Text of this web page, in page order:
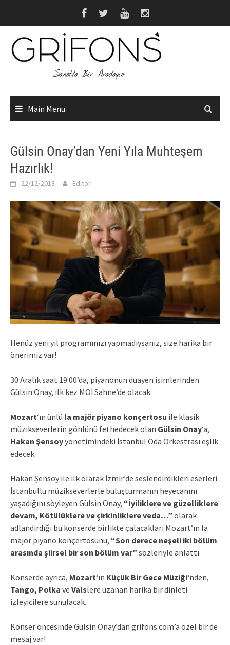
Main Menu
Gülsin Onay’dan Yeni Yıla Muhteşem
Hazırlık!
22/12/2018 Editor
Henüz yeni yıl programınızı yapmadıysanız, size harika bir
önerimiz var!
30 Aralık saat 19:00’da, piyanonun duayen isimlerinden
Gülsin Onay, ilk kez MOİ Sahne’de olacak.
Mozart‘ın ünlü la majör piyano konçertosu ile klasik
müzikseverlerin gönlünü fethedecek olan Gülsin Onay‘a,
Hakan Şensoyyönetimindeki İstanbul Oda Orkestrası eşlik
edecek.
Hakan Şensoy ile ilk olarak İzmir’de seslendirdikleri eserleri
İstanbullu müzikseverlerle buluşturmanın heyecanını
yaşadığını söyleyen Gülsin Onay, “İyiliklere ve güzelliklere
devam, Kötülüklere ve çirkinliklere veda…” olarak
adlandırdığı bu konserde birlikte çalacakları Mozart’ın la
majör piyano konçertosunu, “Son derece neşeli iki bölüm
arasında şiirsel bir son bölüm var” sözleriyle anlattı.
Konserde ayrıca, Mozart‘ın Küçük Bir Gece Müziği‘nden,
Tango, Polka ve Valslere uzanan harika bir dinleti
izleyicilere sunulacak.
Konser öncesinde Gülsin Onay’dan grifons.com’a özel bir de
mesaj var!